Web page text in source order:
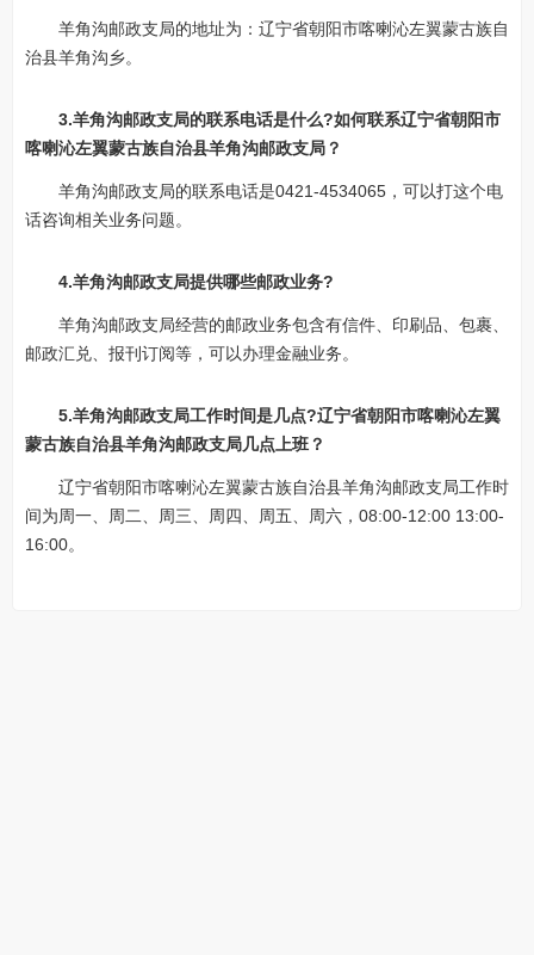
羊角沟邮政支局的地址为：辽宁省朝阳市喀喇沁左翼蒙古族自
治县羊角沟乡。
3.羊角沟邮政支局的联系电话是什么?如何联系辽宁省朝阳市
喀喇沁左翼蒙古族自治县羊角沟邮政支局？
羊角沟邮政支局的联系电话是0421-4534065，可以打这个电
话咨询相关业务问题。
4.羊角沟邮政支局提供哪些邮政业务?
羊角沟邮政支局经营的邮政业务包含有信件、印刷品、包裹、
邮政汇兑、报刊订阅等，可以办理金融业务。
5.羊角沟邮政支局工作时间是几点?辽宁省朝阳市喀喇沁左翼
蒙古族自治县羊角沟邮政支局几点上班？
辽宁省朝阳市喀喇沁左翼蒙古族自治县羊角沟邮政支局工作时
间为周一、周二、周三、周四、周五、周六，08:00-12:00 13:00-
16:00。